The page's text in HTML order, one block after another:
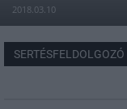
2018.03.10
SERTÉSFELDOLGOZÓ